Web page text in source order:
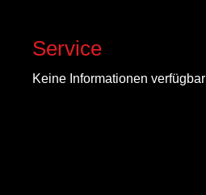
Service
Keine Informationen verfügbar